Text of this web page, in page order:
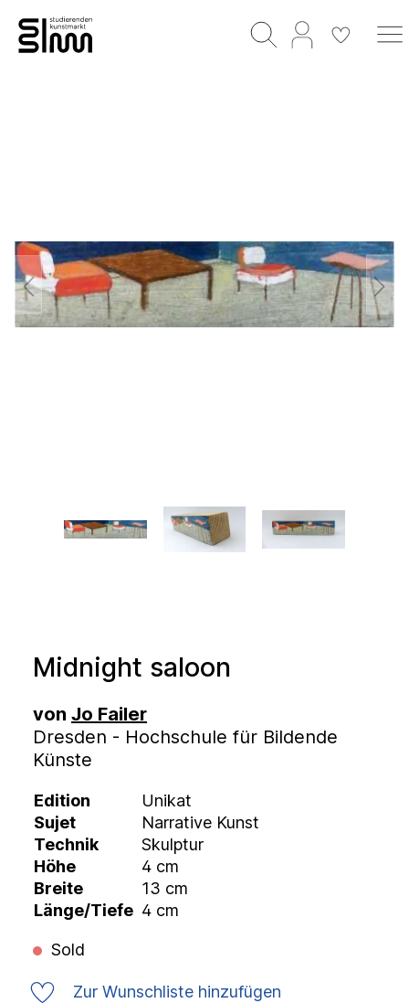
Midnight saloon
von Jo Failer
Dresden - Hochschule für Bildende
Künste
Edition
Unikat
Sujet
Narrative Kunst
Technik
Skulptur
Höhe
4 cm
Breite
13 cm
Länge/Tiefe 4 cm
Sold
Zur Wunschliste hinzufügen